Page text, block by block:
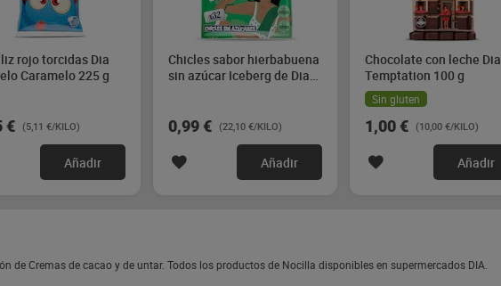
rojo torcidas Dia
Caramelo 225 g
€ (5,11 €/KILO)
Añadir
Chicles sabor hierbabuena
sin azúcar Iceberg de Dia
0,99 € (22,10 €/KILO)
Añadir
Chocolate con leche Dia
Temptation 100 g
Sin gluten
1,00 € (10,00 €/KILO)
Añadir
Cremas de cacao y de untar. Todos los productos de Nocilla disponibles en supermercados DIA.